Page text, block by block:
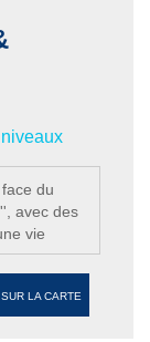
du
avec des
vie
LA CARTE